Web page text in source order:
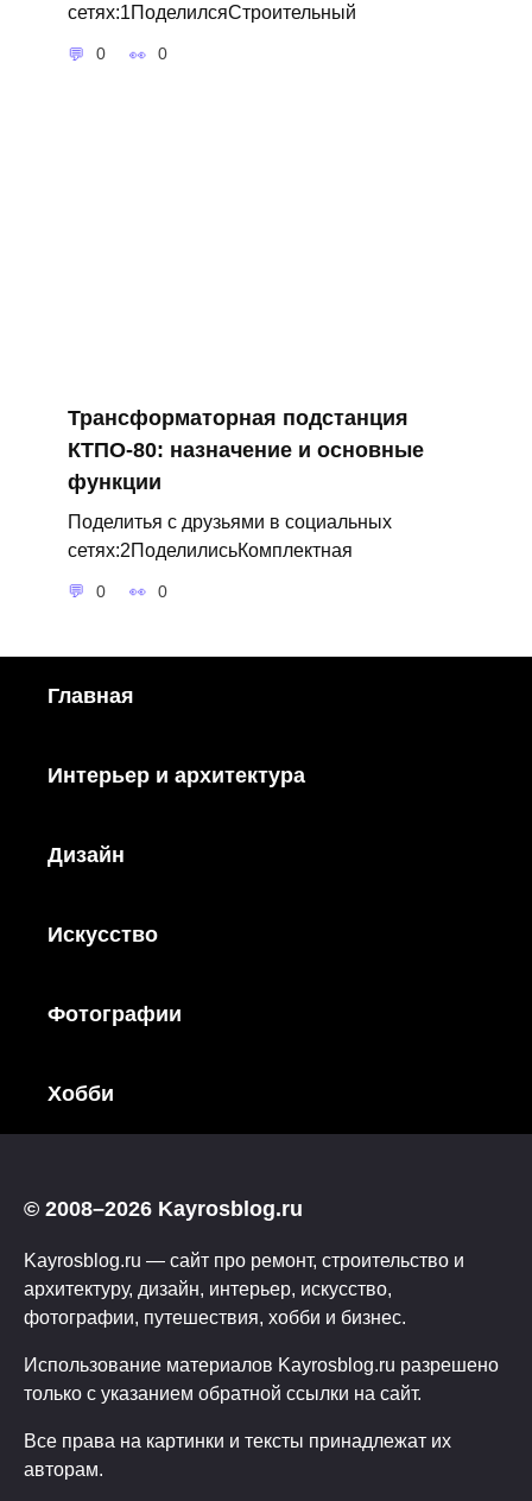
сетях:1ПоделилсяСтроительный
0 0
Трансформаторная подстанция
КТПО-80: назначение и основные
функции
Поделитья с друзьями в социальных
сетях:2ПоделилисьКомплектная
0 0
Главная
Интерьер и архитектура
Дизайн
Искусство
Фотографии
Хобби
© 2008–2026 Kayrosblog.ru
Kayrosblog.ru — сайт про ремонт, строительство и
архитектуру, дизайн, интерьер, искусство,
фотографии, путешествия, хобби и бизнес.
Использование материалов Kayrosblog.ru разрешено
только с указанием обратной ссылки на сайт.
Все права на картинки и тексты принадлежат их
авторам.